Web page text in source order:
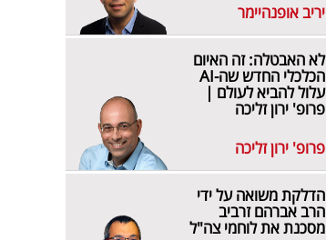
יריב אופנהיימר
לא האבטלה: זה האיום
הכלכלי החדש שה-AI
עלול להביא לעולם |
פרופ' ירון זליכה
פרופ' ירון זליכה
הדלקת משואה על ידי
הרב אברהם זרביב
מסכנת את לוחמי צה"ל